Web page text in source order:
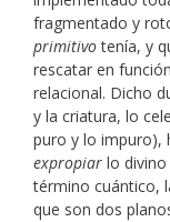
fragmentado y
primitivotenía, y
rescatar en
relacional. Dicho
y la criatura, lo
puro y lo impuro),
expropiar lo
término cuántico,
que son dos